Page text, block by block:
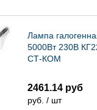
Лампа
5000Вт 230В
СТ-КОМ
2461.14 руб
руб. / шт